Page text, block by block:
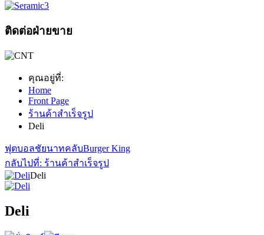
ติดต่อฝ่ายขาย
คุณอยู่ที่:
Home
Front Page
ร้านค้าสำเร็จรูป
Deli
ฟุตบอลชัยนาทคลับBurger King
กลับไปที่: ร้านค้าสำเร็จรูป
Deli
Deli